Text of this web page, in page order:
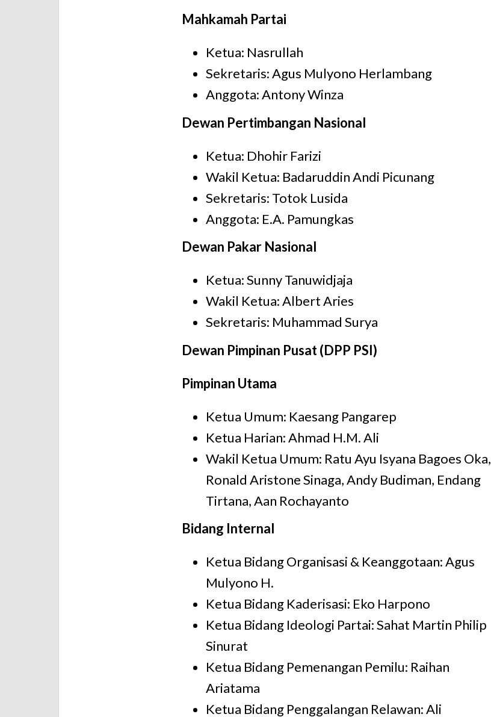
Mahkamah Partai
Ketua: Nasrullah
Sekretaris: Agus Mulyono Herlambang
Anggota: Antony Winza
Dewan Pertimbangan Nasional
Ketua: Dhohir Farizi
Wakil Ketua: Badaruddin Andi Picunang
Sekretaris: Totok Lusida
Anggota: E.A. Pamungkas
Dewan Pakar Nasional
Ketua: Sunny Tanuwidjaja
Wakil Ketua: Albert Aries
Sekretaris: Muhammad Surya
Dewan Pimpinan Pusat (DPP PSI)
Pimpinan Utama
Ketua Umum: Kaesang Pangarep
Ketua Harian: Ahmad H.M. Ali
Wakil Ketua Umum: Ratu Ayu Isyana Bagoes Oka,
Ronald Aristone Sinaga, Andy Budiman, Endang
Tirtana, Aan Rochayanto
Bidang Internal
Ketua Bidang Organisasi & Keanggotaan: Agus
Mulyono H.
Ketua Bidang Kaderisasi: Eko Harpono
Ketua Bidang Ideologi Partai: Sahat Martin Philip
Sinurat
Ketua Bidang Pemenangan Pemilu: Raihan
Ariatama
Ketua Bidang Penggalangan Relawan: Ali